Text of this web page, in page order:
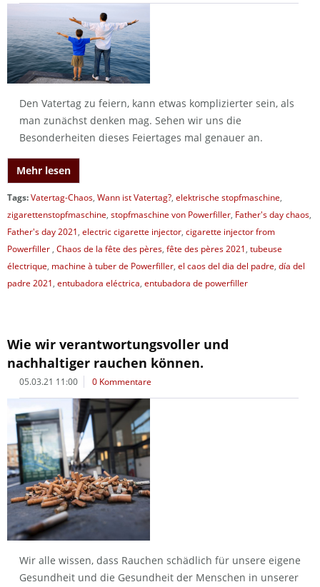
Den Vatertag zu feiern, kann etwas komplizierter sein, als
man zunächst denken mag. Sehen wir uns die
Besonderheiten dieses Feiertages mal genauer an.
Mehr lesen
Tags:Vatertag-Chaos, Wann ist Vatertag?, elektrische stopfmaschine,
zigarettenstopfmaschine, stopfmaschine von Powerfiller, Father's day chaos,
Father's day 2021, electric cigarette injector, cigarette injector from
Powerfiller , Chaos de la fête des pères, fête des pères 2021, tubeuse
électrique, machine à tuber de Powerfiller, el caos del dia del padre, día del
padre 2021, entubadora eléctrica, entubadora de powerfiller
Wie wir verantwortungsvoller und
nachhaltiger rauchen können.
05.03.21 11:00 0 Kommentare
Wir alle wissen, dass Rauchen schädlich für unsere eigene
Gesundheit und die Gesundheit der Menschen in unserer